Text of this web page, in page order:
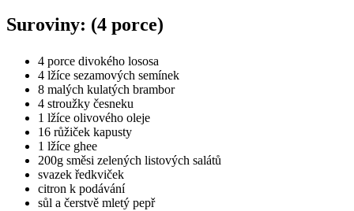
Suroviny: (4 porce)
4 porce divokého lososa
4 lžíce sezamových semínek
8 malých kulatých brambor
4 stroužky česneku
1 lžíce olivového oleje
16 růžiček kapusty
1 lžíce ghee
200g směsi zelených listových salátů
svazek ředkviček
citron k podávání
sůl a čerstvě mletý pepř